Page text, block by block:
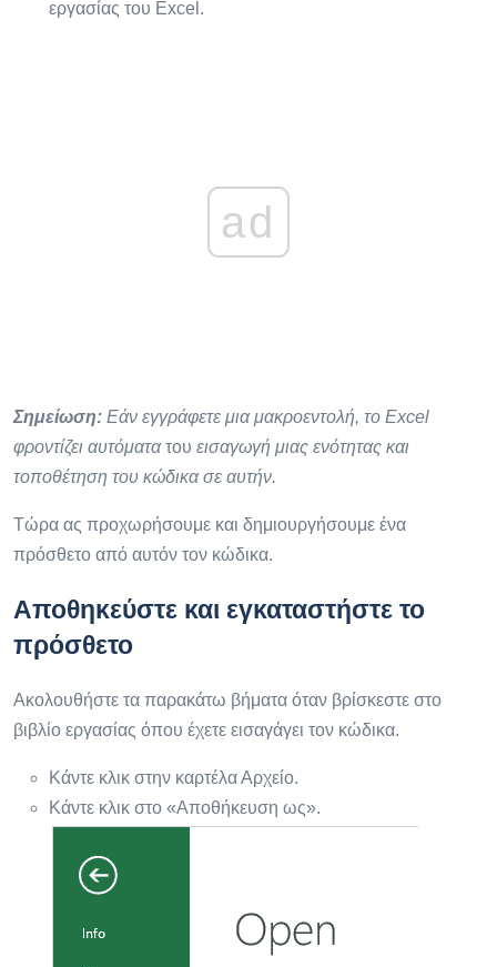
εργασίας του Excel.
ad
Σημείωση: Εάν εγγράφετε μια μακροεντολή, το Excel
φροντίζει αυτόματατου εισαγωγή μιας ενότητας και
τοποθέτηση του κώδικα σε αυτήν.
Τώρα ας προχωρήσουμε και δημιουργήσουμε ένα
πρόσθετο από αυτόν τον κώδικα.
Αποθηκεύστε και εγκαταστήστε το
πρόσθετο
Ακολουθήστε τα παρακάτω βήματα όταν βρίσκεστε στο
βιβλίο εργασίας όπου έχετε εισαγάγει τον κώδικα.
Κάντε κλικ στην καρτέλα Αρχείο.
Κάντε κλικ στο «Αποθήκευση ως».